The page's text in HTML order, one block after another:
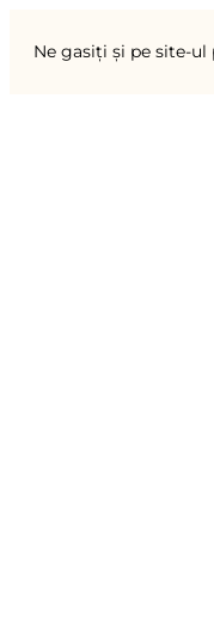
Ne gasiți și pe site-